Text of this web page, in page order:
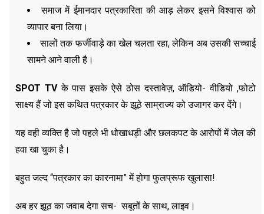
समाज में ईमानदार पत्रकारिता की आड़ लेकर इसने विश्वास को
व्यापार बना लिया।
सालों तक फर्जीवाड़े का खेल चलता रहा, लेकिन अब उसकी सच्चाई
सामने आने वाली है।
SPOT TVके पास इसके ऐसे ठोस दस्तावेज़, ऑडियो- वीडियो ,फोटो
साक्ष्य हैं जो इस कथित पत्रकार के झूठे साम्राज्य को उजागर कर देंगे।
यह वही व्यक्ति है जो पहले भी धोखाधड़ी और छलकपट के आरोपों में जेल की
हवा खा चुका है।
बहुत जल्द “पत्रकार का कारनामा” में होगा फुलप्रूफ खुलासा!
अब हर झूठ का जवाब देगा सच- सबूतों के साथ, लाइव।